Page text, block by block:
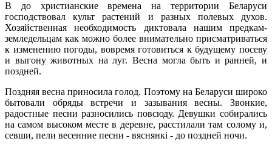
В до христианские времена на территории Беларуси
господствовал культ растений и разных полевых духов.
Хозяйственная необходимость диктовала нашим предкам-
земледельцам как можно более внимательно присматриваться
к изменению погоды, вовремя готовиться к будущему посеву
и выгону животных на луг. Весна могла быть и ранней, и
поздней.
Поздняя весна приносила голод. Поэтому на Беларуси широко
бытовали обряды встречи и зазывания весны. Звонкие,
радостные песни разносились повсюду. Девушки собирались
на самом высоком месте в деревне, расстилали там солому и,
севши, пели весенние песни - вяснянкi - до поздней ночи.